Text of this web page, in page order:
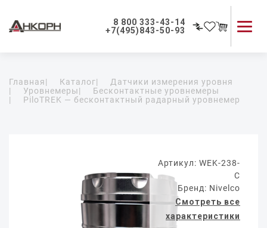
8 800 333-43-14
+7(495)843-50-93
Применение приборов
Как мы работаем
Главная| Каталог|
Датчики измерения уровня
|
Уровнемеры|
Бесконтактные уровнемеры
|
PiloTREK — бесконтактный радарный уровнемер
Артикул: WEK-238-
C
Бренд: Nivelco
Смотреть все
характеристики